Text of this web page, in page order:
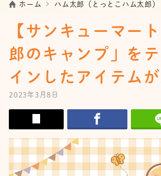
ホーム ハム太郎（とっとこハム太郎）
【サンキューマー
郎のキャンプ」を
インしたアイテムが
2023年3月8日